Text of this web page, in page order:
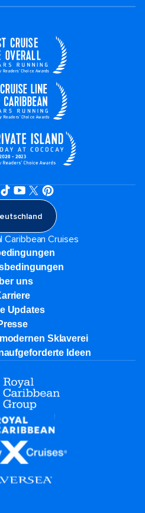
Cruises
uns
Updates​
Sklaverei
Ideen